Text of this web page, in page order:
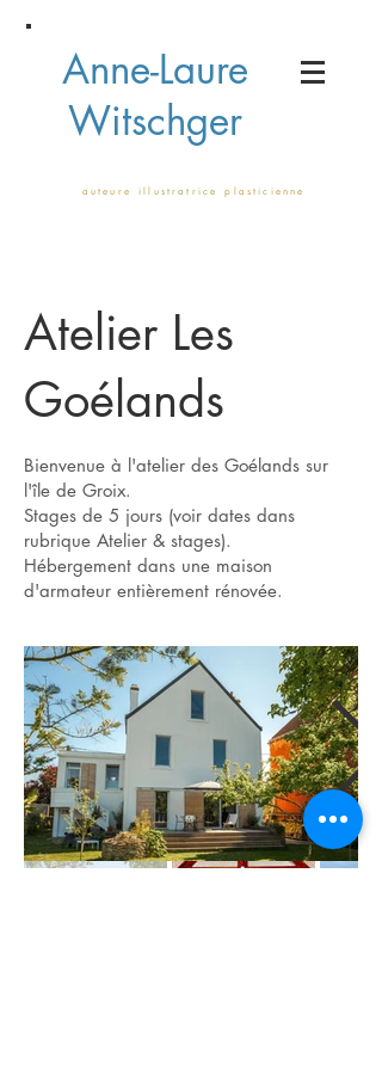
Anne-Laure
Witschger
a u t e u r e i l l u s t r a t r i c e p l a s t i c i e n n e
Atelier Les
Goélands
Bienvenue à l'atelier des Goélands sur
l'île de Groix.
Stages de 5 jours (voir dates dans
rubrique Atelier & stages).
Hébergement dans une maison
d'armateur entièrement rénovée.